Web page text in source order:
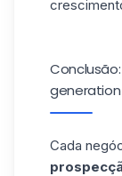
generation
Cada